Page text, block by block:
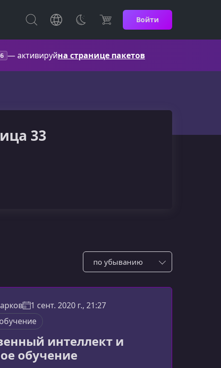
Войти
— активируйна странице пакетов
33
Сотировать по:
1 сент. 2020 г., 21:27
интеллект и
обучение